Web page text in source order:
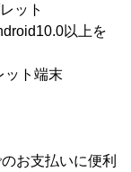
ト
以上を
端末
お支払いに便利